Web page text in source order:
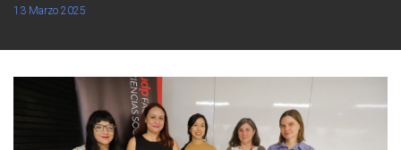
13 Marzo 2025